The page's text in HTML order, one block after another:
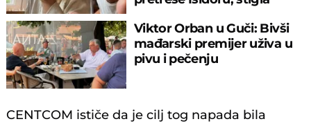
Viktor Orban u Guči: Bivši
mađarski premijer uživa u
pivu i pečenju
CENTCOM ističe da je cilj tog napada bila